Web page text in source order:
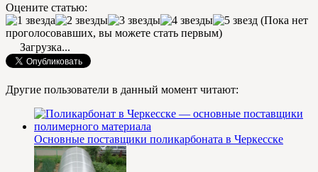
Оцените статью:
(Пока нет
проголосовавших, вы можете стать первым)
Загрузка...
Другие пользователи в данный момент читают:
Основные поставщики поликарбоната в Черкесске